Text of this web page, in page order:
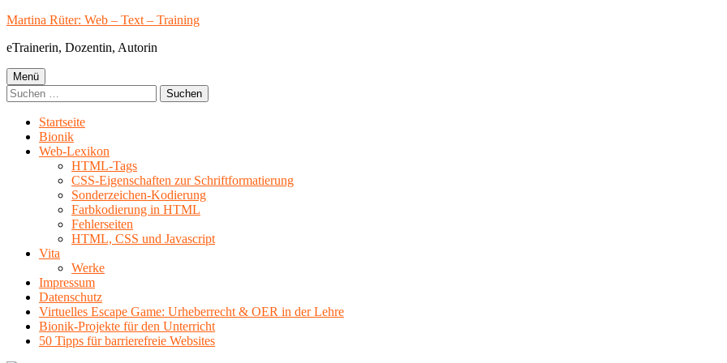
Springe
Inhalt
Martina Rüter: Web – Text – Training
eTrainerin, Dozentin, Autorin
Primäres
Menü
Menü
Suchen
nach:
Startseite
Bionik
Web-Lexikon
HTML-Tags
CSS-Eigenschaften zur Schriftformatierung
Sonderzeichen-Kodierung
Farbkodierung in HTML
Fehlerseiten
HTML, CSS und Javascript
Vita
Werke
Impressum
Datenschutz
Virtuelles Escape Game: Urheberrecht & OER in der Lehre
Bionik-Projekte für den Unterricht
50 Tipps für barrierefreie Websites